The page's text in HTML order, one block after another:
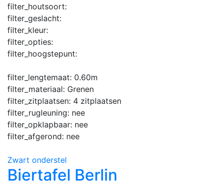
filter_houtsoort:
filter_geslacht:
filter_kleur:
filter_opties:
filter_hoogstepunt:
filter_lengtemaat: 0.60m
filter_materiaal: Grenen
filter_zitplaatsen: 4 zitplaatsen
filter_rugleuning: nee
filter_opklapbaar: nee
filter_afgerond: nee
Zwart onderstel
Biertafel Berlin